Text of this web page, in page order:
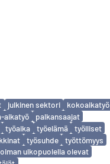
julkinen sektori
kokoaikatyö
aikatyö
palkansaajat
työaika työelämä
työlliset
työsuhde
työttömyys
ulkopuolella olevat